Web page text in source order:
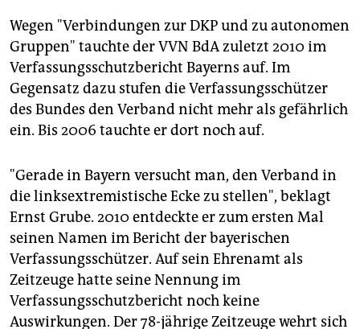
Wegen "Verbindungen zur DKP und zu autonomen
Gruppen" tauchte der VVN BdA zuletzt 2010 im
Verfassungsschutzbericht Bayerns auf. Im
Gegensatz dazu stufen die Verfassungsschützer
des Bundes den Verband nicht mehr als gefährlich
ein. Bis 2006 tauchte er dort noch auf.
"Gerade in Bayern versucht man, den Verband in
die linksextremistische Ecke zu stellen", beklagt
Ernst Grube. 2010 entdeckte er zum ersten Mal
seinen Namen im Bericht der bayerischen
Verfassungsschützer. Auf sein Ehrenamt als
Zeitzeuge hatte seine Nennung im
Verfassungsschutzbericht noch keine
Auswirkungen. Der 78-jährige Zeitzeuge wehrt sich